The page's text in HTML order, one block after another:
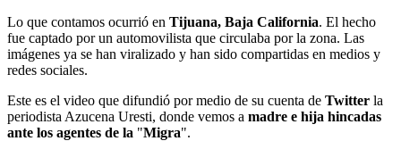
Lo que contamos ocurrió en Tijuana, Baja California. El hecho
fue captado por un automovilista que circulaba por la zona. Las
imágenes ya se han viralizado y han sido compartidas en medios y
redes sociales.
Este es el video que difundió por medio de su cuenta de Twitter la
periodista Azucena Uresti, donde vemos a madre e hija hincadas
ante los agentes de la "Migra".